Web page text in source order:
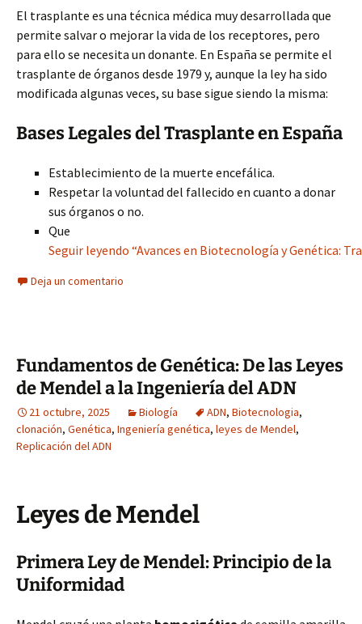
El trasplante es una técnica médica muy desarrollada que
permite salvar o mejorar la vida de los receptores, pero
para ello se necesita un donante. En España se permite el
trasplante de órganos desde 1979 y, aunque la ley ha sido
modificada algunas veces, su base sigue siendo la misma:
Bases Legales del Trasplante en España
Establecimiento de la muerte encefálica.
Respetar la voluntad del fallecido en cuanto a donar
sus órganos o no.
Que
Seguir leyendo “Avances en Biotecnología y Genética:
Deja un comentario
Fundamentos de Genética: De las Leyes
de Mendel a la Ingeniería del ADN
21 octubre, 2025 Biología ADN, Biotecnologia,
clonación, Genética, Ingeniería genética, leyes de Mendel,
Replicación del ADN
Leyes de Mendel
Primera Ley de Mendel: Principio de la
Uniformidad